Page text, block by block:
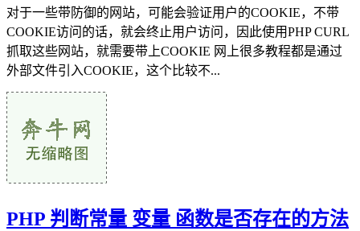
对于一些带防御的网站，可能会验证用户的COOKIE，不带
COOKIE访问的话，就会终止用户访问，因此使用PHP CURL
抓取这些网站，就需要带上COOKIE 网上很多教程都是通过
外部文件引入COOKIE，这个比较不...
PHP 判断常量 变量 函数是否存在的方法